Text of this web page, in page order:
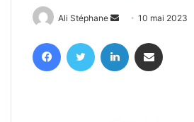
Ali Stéphane
Envoyer
courriel
10 mai 2023
FacebookTwitter Linkedin